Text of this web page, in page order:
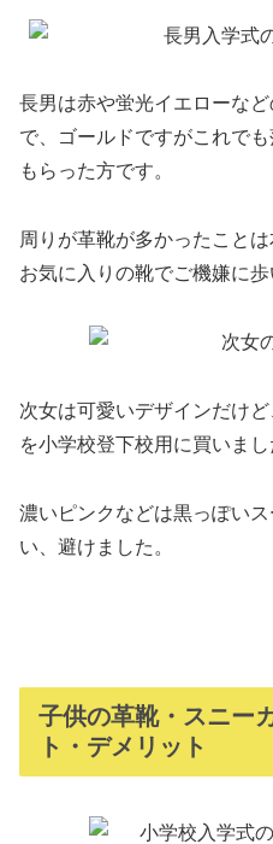
長男は赤や蛍光イエローな
で、ゴールドですがこれで
もらった方です。
周りが革靴が多かったこと
お気に入りの靴でご機嫌に歩
次女は可愛いデザインだけ
を小学校登下校用に買いまし
濃いピンクなどは黒っぽい
い、避けました。
子供の革靴・スニー
ト・デメリット